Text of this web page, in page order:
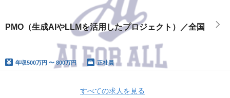
PMO（生成AIやLLMを活用したプロジェクト）／全国
年収500万円 〜 800万円 正社員
すべての求人を見る